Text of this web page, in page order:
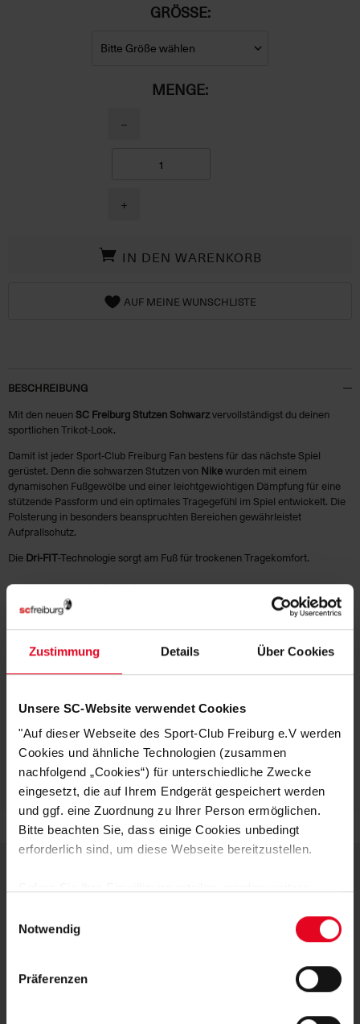
Zustimmung Details Über Cookies
Unsere SC-Website verwendet Cookies
"Auf dieser Webseite des Sport-Club Freiburg e.V werden
Cookies und ähnliche Technologien (zusammen
nachfolgend „Cookies“) für unterschiedliche Zwecke
eingesetzt, die auf Ihrem Endgerät gespeichert werden
und ggf. eine Zuordnung zu Ihrer Person ermöglichen.
Bitte beachten Sie, dass einige Cookies unbedingt
erforderlich sind, um diese Webseite bereitzustellen.
Daten von Ihnen (z.B. persönlichen Identifikatoren oder
IP-Adressen) verarbeitet werden. Durch Klicken auf den
Speicherung aller aufgeführten Cookies und der
Notwendig
Präferenzen
GRÖSSE:
MENGE:
−
+
IN DEN WARENKORB
AUF MEINE WUNSCHLISTE
BESCHREIBUNG
Mit den neuen SC Freiburg Stutzen Schwarzvervollständigst du deinen
sportlichen Trikot-Look.
Damit ist jeder Sport-Club Freiburg Fan bestens für das nächste Spiel
gerüstet. Denn die schwarzen Stutzen von Nikewurden mit einem
dynamischen Fußgewölbe und einer leichtgewichtigen Dämpfung für eine
stützende Passform und ein optimales Tragegefühl im Spiel entwickelt. Die
Polsterung in besonders beanspruchten Bereichen gewährleistet
Aufprallschutz.
Die Dri-FIT-Technologie sorgt am Fuß für trockenen Tragekomfort.
Unsicher wegen der Größe?Hilfe findest du in folgenderGrößentabelle:
Größe
S
Schuhgröße
30-34 34-38
HERSTELLERANGABEN
KUNDENBEWERTUNGEN (4)
Artikelnummer: NST225
Logistiknummer: EM001670-001